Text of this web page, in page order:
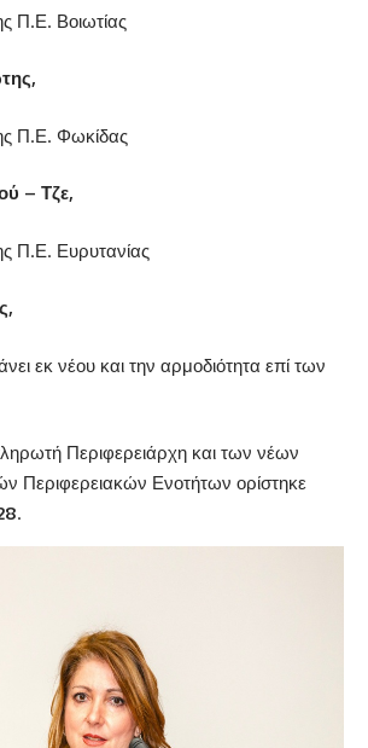
Π.Ε. Βοιωτίας
Π.Ε. Φωκίδας
– Τζε,
Π.Ε. Ευρυτανίας
εκ νέου και την αρμοδιότητα επί των
Περιφερειάρχη και των νέων
Περιφερειακών Ενοτήτων ορίστηκε
.